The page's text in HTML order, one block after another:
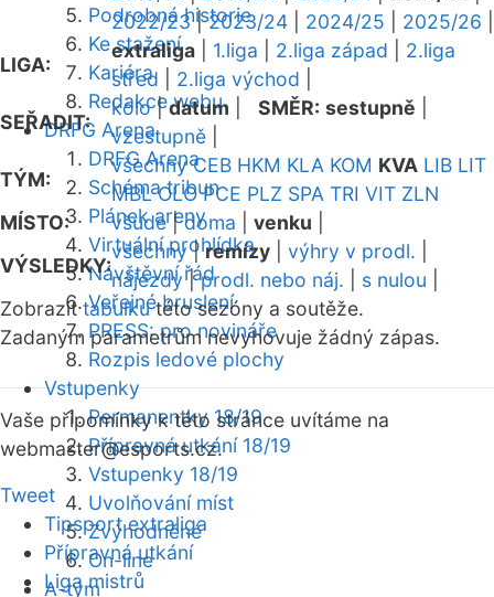
Podrobná historie
Ke stažení
Kariéra
Redakce webu
DRFG Arena
DRFG Arena
Schéma tribun
Plánek areny
Virtuální prohlídka
Návštěvní řád
Veřejné bruslení
PRESS: pro novináře
Rozpis ledové plochy
Vstupenky
Permanentky 18/19
Přípravná utkání 18/19
Vstupenky 18/19
Uvolňování míst
Zvýhodněné
On-line
A-tým
2022/23|2023/24 2024/25 2025/26
LIGA:
extraliga 1.liga 2.liga západ
2.liga
střed
2.liga východ
SEŘADIT:
kolo|datum SMĚR: sestupně
vzestupně
TÝM:
všechny CEB HKM KLA KOM KVA LIB LIT
MBL OLO PCE PLZ SPA TRI VIT ZLN
MÍSTO:
všude|doma venku
VÝSLEDKY:
všechny|remízy výhry v prodl.
nájezdy|prodl. nebo náj. s nulou
Zobrazittabulkutéto sezóny a soutěže.
Zadaným parametrům nevyhovuje žádný zápas.
Vaše připomínky k této stránce uvítáme na
webmaster@esports.cz.
Tweet
Tipsport extraliga
Přípravná utkání
Liga mistrů